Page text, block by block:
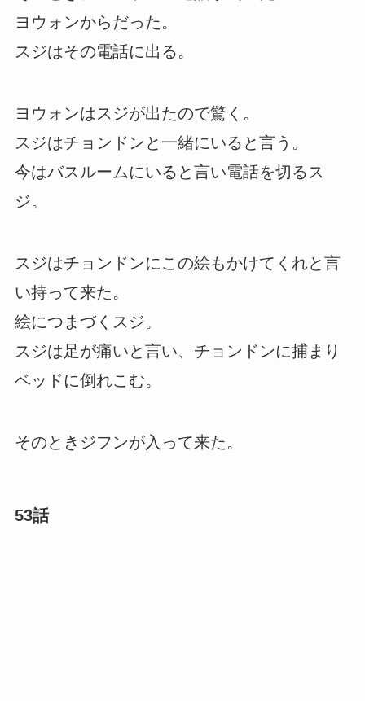
ヨウォンからだった。
スジはその電話に出る。
ヨウォンはスジが出たので驚く。
スジはチョンドンと一緒にいると言う。
今はバスルームにいると言い電話を切るス
ジ。
スジはチョンドンにこの絵もかけてくれと言
い持って来た。
絵につまづくスジ。
スジは足が痛いと言い、チョンドンに捕まり
ベッドに倒れこむ。
そのときジフンが入って来た。
53話